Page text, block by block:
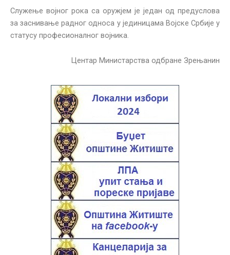
Служење војног рока са оружјем је један од предуслова
за заснивање радног односа у јединицама Војске Србије у
статусу професионалног војника.
Центар Министарства одбране Зрењанин